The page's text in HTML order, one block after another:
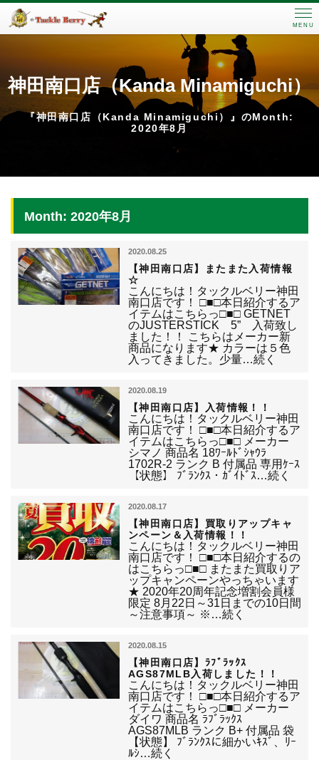
MENU
神田南口店（Kanda Minamiguchi）
『神田南口店（Kanda Minamiguchi）』のMonth:
2020年8月
Month: 2020年8月
2020.08.25
【神田南口店】またまた入荷情報
☆
こんにちは！タックルベリー神田
南口店です！ □■□本日紹介するア
イテムはこちらっ□■□ GETNET
のJUSTERSTICK 5” 入荷致し
ました！！ こちらはメーカー新
商品になります★ カラーは５色
入ってきました。少量…続く
2020.08.19
【神田南口店】入荷情報！！
こんにちは！タックルベリー神田
南口店です！ □■□本日紹介するア
イテムはこちらっ□■□ メーカー
シマノ 商品名 18ﾜｰﾙﾄﾞｼｬｳﾗ
1702R-2 ランク B 付属品 専用ｹｰｽ
【状態】 ﾌﾞﾗﾝｸｽ・ｶﾞｲﾄﾞｽ…続く
2020.08.17
【神田南口店】買取りアップキャ
ンペーン＆入荷情報！！
こんにちは！タックルベリー神田
南口店です！ □■□本日紹介するの
はこちらっ□■□ またまた買取りア
ップキャンペーンやっちゃいます
★ 2020年20周年記念増割会員様
限定 8月22日～31日までの10日間
～注意事項～ ※…続く
2020.08.15
【神田南口店】ﾗﾌﾞﾗｯｸｽ
AGS87MLB入荷しました！！
こんにちは！タックルベリー神田
南口店です！ □■□本日紹介するア
イテムはこちらっ□■□ メーカー
ダイワ 商品名 ﾗﾌﾞﾗｯｸｽ
AGS87MLB ランク B+ 付属品 袋
【状態】 ﾌﾞﾗﾝｸｽに細かいｷｽﾞ、ﾘｰ
ﾙｼ…続く